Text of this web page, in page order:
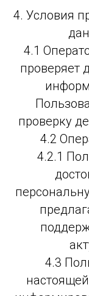
4. Условия
4.1
проверяет
проверку
4.2
4.2.1
4.3